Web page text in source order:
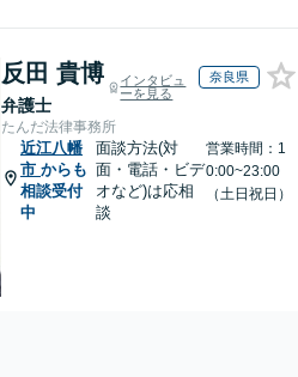
反田 貴博
弁護士
インタビュ
ーを見る
奈良県
たんだ法律事務所
近江八幡
市 からも
相談受付
中
面談方法(対
面・電話・ビデ
オなど)は応相
談
営業時間：1
0:00~23:00
（土日祝日）